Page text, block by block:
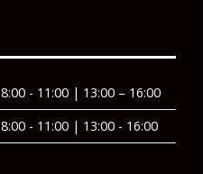
8:00 - 11:00 | 13:00 – 16:00
8:00 - 11:00 | 13:00 - 16:00